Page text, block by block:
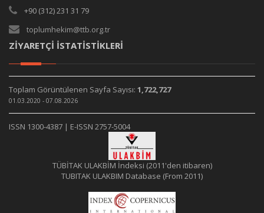
+90 (312) 231 31 79
toplumhekim@ttb.org.tr
ZİYARETÇİ İSTATİSTİKLERİ
Toplam Görüntülenen Sayfa Sayısı: 1,722,727
01.03.2020 - 07.08.2026
ISSN 1300-4387 | E-ISSN 2757-5004
TÜBİTAK ULAKBİM İndeksi (2011'den itibaren)
TUBITAK ULAKBIM Database (From 2011)